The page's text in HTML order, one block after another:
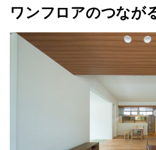
ワンフロアのつなが